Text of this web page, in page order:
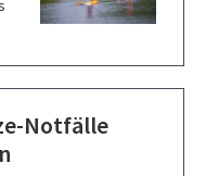
Notfälle